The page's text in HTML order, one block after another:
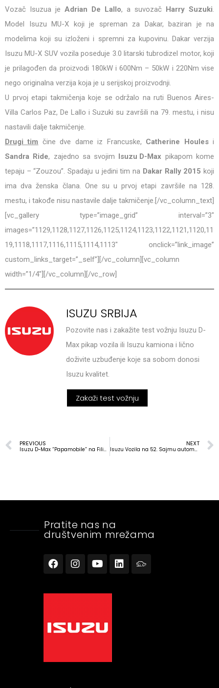
Vozač Isuzua je Adrian De Lallo, a suvozač Harry Suzuki.
Model Isuzu MU-X koji je spreman za Dakar, baziran je na
modelima koji su izloženi i spremni za kupovinu. Dakar verzija
Isuzu MU-X SUV vozila poseduje 3.0 litarski tubrodizel motor, koji
je prilagođen da proizvodi 180kW i 600Nm – 50kW i 220Nm vise
nego originalna verzija koja je u serijskoj proizvodnji.
U prvoj etapi takmičenja koje se održalo na ruti Buenos Aires-
Villa Carlos Paz, De Lallo i Suzuki su završili na 79. mestu, i nisu
nastavili dalje takmičenje.
Drugi tim čine dve dame iz Francuske, Catherine Houlesi
Sandra Ride, zajedno sa svojim Isuzu D-Max pikapom kome
tepaju – “Zouzou”. Spadaju u jedini tim na Dakar Rally 2015 koji
ima dva ženska člana. One su u prvoj etapi završile na 128.
mestu, i takođe nisu nastavile dalje takmičenje.[/vc_column_text]
[vc_gallery type=”image_grid” interval=”3″
images=”1129,1128,1127,1126,1125,1124,1123,1122,1121,1120,11
19,1118,1117,1116,1115,1114,1113″ onclick=”link_image”
custom_links_target=”_self”][/vc_column][vc_column
width=”1/4″][/vc_column][/vc_row]
ISUZU SRBIJA
Pozovite nas i zakažite test vožnju Isuzu D-
Max pikap vozila ili Isuzu kamiona i lično
doživite uzbuđenje koje sa sobom donosi
Isuzu kvalitet.
Zakaži test vožnju
PREVIOUS
Isuzu D-Max “Papamobile” na Filipinima
NEXT
Isuzu Vozila na 52. Sajmu automobila u Beogradu
Pratite nas na
društvenim mrežama